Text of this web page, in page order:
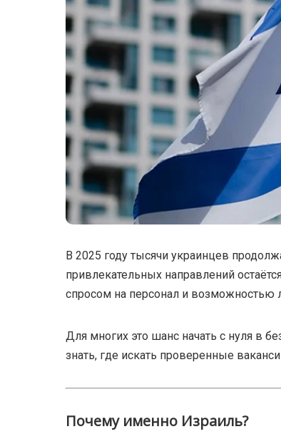
В 2025 году тысячи украинцев
привлекательных направлений
спросом на персонал и возможностью
Для многих это шанс начать с нуля в
знать, где искать проверенные
Почему именно Израиль?